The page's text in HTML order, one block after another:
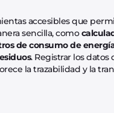
accesibles que
sencilla, como
de consumo de
. Registrar los datos
la trazabilidad y la